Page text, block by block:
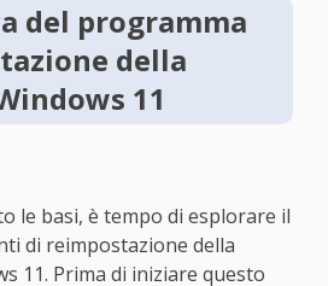
del programma
della
11
le basi, è tempo di esplorare il
di reimpostazione della
11. Prima di iniziare questo